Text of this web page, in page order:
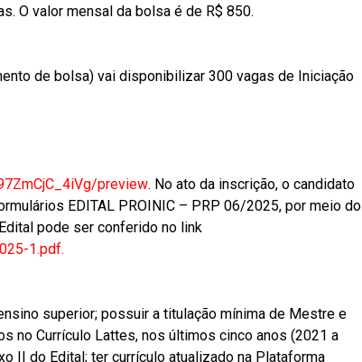
O valor mensal da bolsa é de R$ 850.
de bolsa) vai disponibilizar 300 vagas de Iniciação
preview. No ato da inscrição, o candidato
EDITAL PROINIC – PRP 06/2025, por meio do
pode ser conferido no link
1.pdf.
superior; possuir a titulação mínima de Mestre e
no Currículo Lattes, nos últimos cinco anos (2021 a
II do Edital; ter currículo atualizado na Plataforma